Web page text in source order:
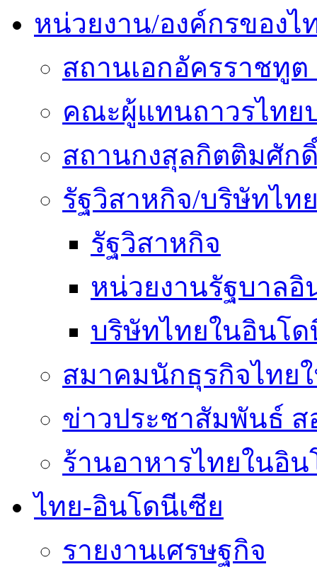
หน่วยงาน/องค์กรของไ
สถานเอกอัครราชทู
คณะผู้แทนถาวรไทย
สถานกงสุลกิตติมศัก
รัฐวิสาหกิจ/บริษัทไท
รัฐวิสาหกิจ
หน่วยงานรัฐบาลอิ
บริษัทไทยในอินโด
สมาคมนักธุรกิจไทย
ข่าวประชาสัมพันธ์ ส
ร้านอาหารไทยในอิน
ไทย-อินโดนีเซีย
รายงานเศรษฐกิจ